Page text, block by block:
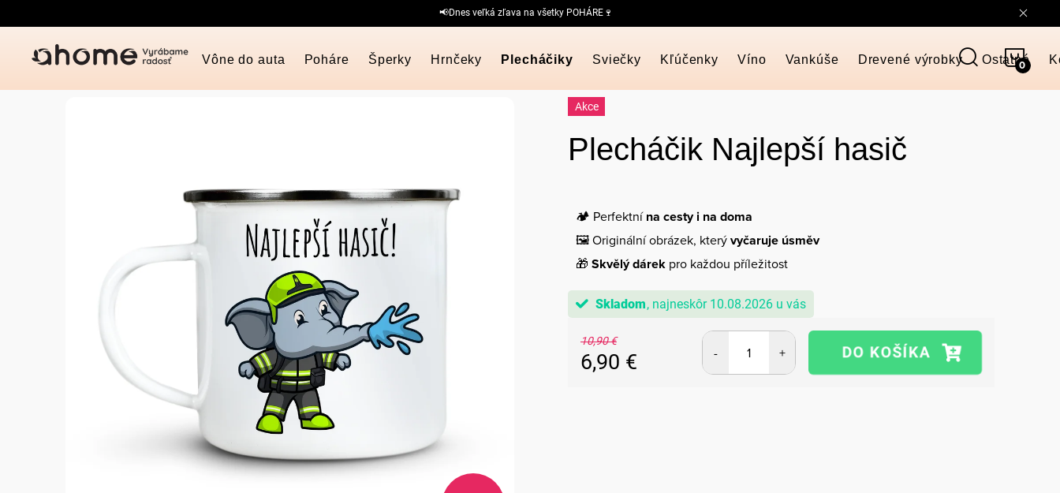
na
📢Dnes veľká zľava na všetky POHÁRE🍷
Vône do auta Poháre Šperky Hrnčeky Plecháčiky Sviečky Kľúčenky Víno Vankúše Drevené výrobky Ostatné
Akce
Plecháčik Najlepší hasič
🏕️ Perfektnína cesty i na doma
🖼️ Originální obrázek, kterývyčaruje úsměv
🎁 Skvělý dárek pro každou příležitost
Skladom 10.08.2026
10,90 €
6,90 €